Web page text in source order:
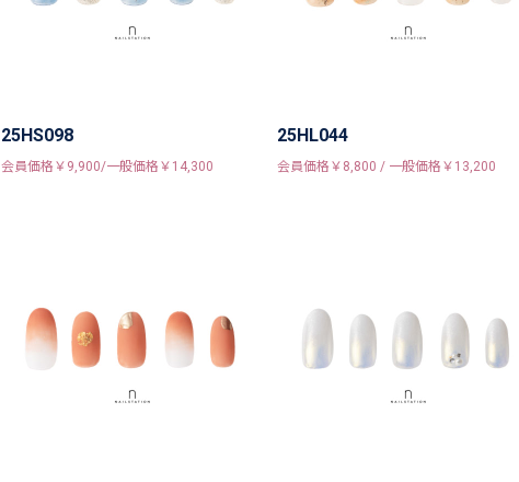
25HS098
会員価格￥9,900/一般価格￥14,300
25HL044
会員価格￥8,800 / 一般価格￥13,200